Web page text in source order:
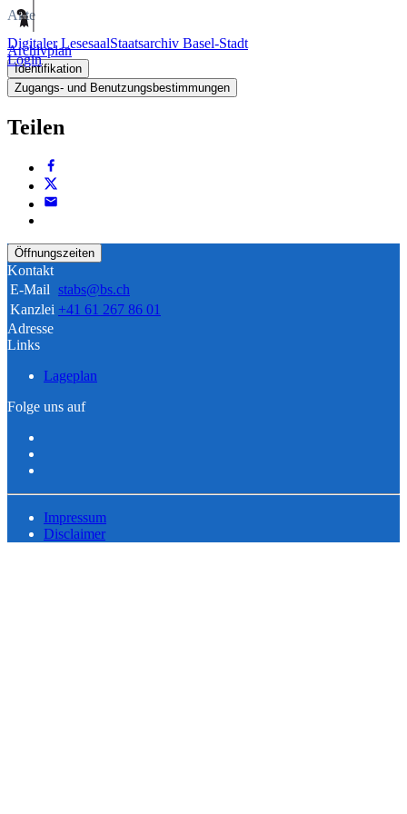
Digitaler LesesaalStaatsarchiv Basel-Stadt
Login
Akte
Archivplan
Identifikation
Zugangs- und Benutzungsbestimmungen
Teilen
Öffnungszeiten
Kontakt
E-Mail stabs@bs.ch
Kanzlei +41 61 267 86 01
Adresse
Links
Lageplan
Folge uns auf
Impressum
Disclaimer